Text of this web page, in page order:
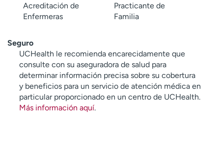
Acreditación de
Enfermeras
Practicante de
Familia
Seguro
UCHealth le recomienda encarecidamente que
consulte con su aseguradora de salud para
determinar información precisa sobre su cobertura
y beneficios para un servicio de atención médica en
particular proporcionado en un centro de UCHealth.
Más información aquí.